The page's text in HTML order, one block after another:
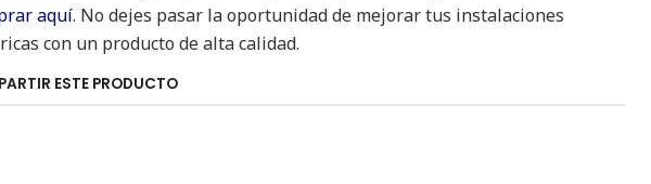
aquí. No dejes pasar la oportunidad de mejorar tus instalaciones
con un producto de alta calidad.
ESTE PRODUCTO